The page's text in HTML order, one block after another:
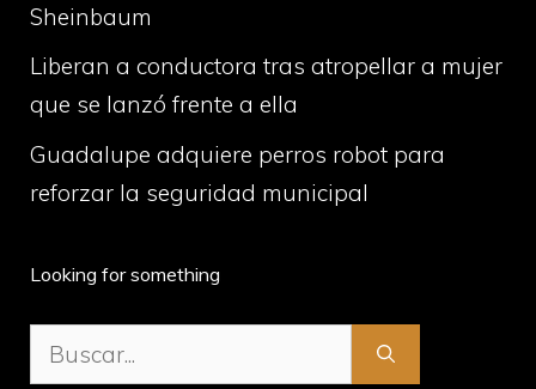
Sheinbaum
Liberan a conductora tras atropellar a mujer
que se lanzó frente a ella
Guadalupe adquiere perros robot para
reforzar la seguridad municipal
Looking for something
Buscar: